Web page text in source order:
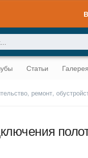
Статьи Галерея
ремонт,